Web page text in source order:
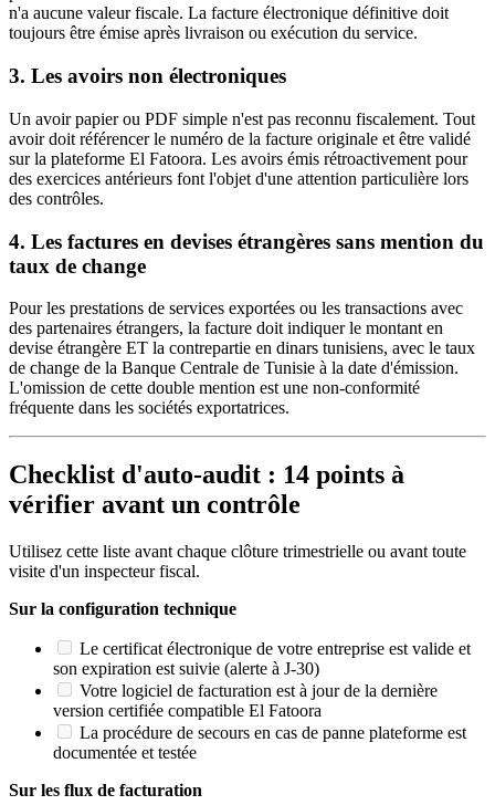
n'a aucune valeur fiscale. La facture électronique définitive doit
toujours être émise après livraison ou exécution du service.
3. Les avoirs non électroniques
Un avoir papier ou PDF simple n'est pas reconnu fiscalement. Tout
avoir doit référencer le numéro de la facture originale et être validé
sur la plateforme El Fatoora. Les avoirs émis rétroactivement pour
des exercices antérieurs font l'objet d'une attention particulière lors
des contrôles.
4. Les factures en devises étrangères sans mention du
taux de change
Pour les prestations de services exportées ou les transactions avec
des partenaires étrangers, la facture doit indiquer le montant en
devise étrangère ET la contrepartie en dinars tunisiens, avec le taux
de change de la Banque Centrale de Tunisie à la date d'émission.
L'omission de cette double mention est une non-conformité
fréquente dans les sociétés exportatrices.
Checklist d'auto-audit : 14 points à
vérifier avant un contrôle
Utilisez cette liste avant chaque clôture trimestrielle ou avant toute
visite d'un inspecteur fiscal.
Sur la configuration technique
Le certificat électronique de votre entreprise est valide et
son expiration est suivie (alerte à J-30)
Votre logiciel de facturation est à jour de la dernière
version certifiée compatible El Fatoora
La procédure de secours en cas de panne plateforme est
documentée et testée
Sur les flux de facturation